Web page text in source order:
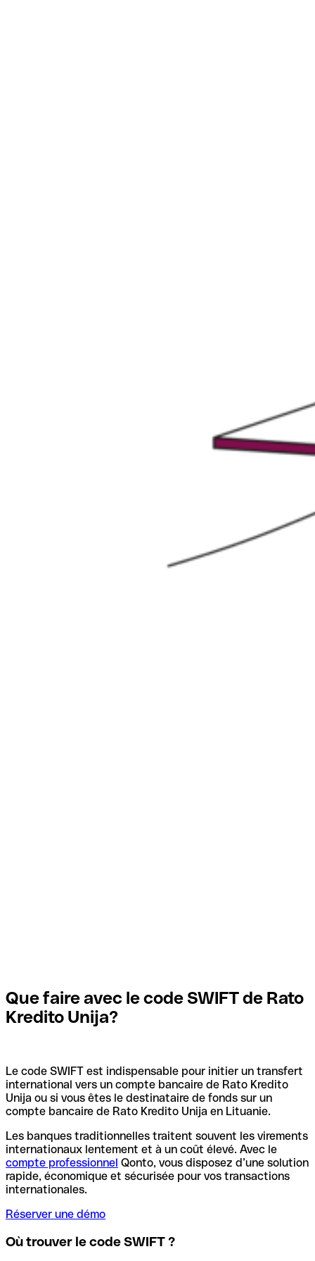
Que faire avec le code SWIFT de Rato
Kredito Unija?
Le code SWIFT est indispensable pour initier un transfert
international vers un compte bancaire de Rato Kredito
Unija ou si vous êtes le destinataire de fonds sur un
compte bancaire de Rato Kredito Unija en Lituanie.
Les banques traditionnelles traitent souvent les virements
internationaux lentement et à un coût élevé. Avec le
compte professionnel Qonto, vous disposez d’une solution
rapide, économique et sécurisée pour vos transactions
internationales.
Réserver une démo
Où trouver le code SWIFT ?